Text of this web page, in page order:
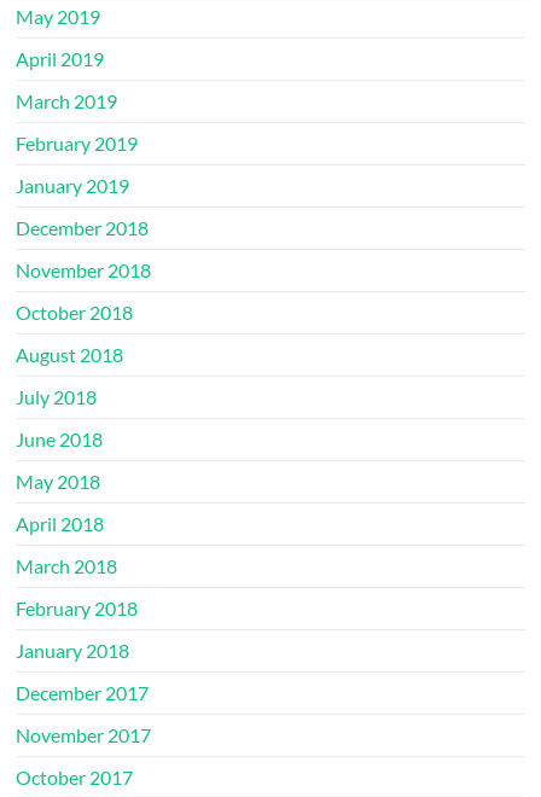
May 2019
April 2019
March 2019
February 2019
January 2019
December 2018
November 2018
October 2018
August 2018
July 2018
June 2018
May 2018
April 2018
March 2018
February 2018
January 2018
December 2017
November 2017
October 2017